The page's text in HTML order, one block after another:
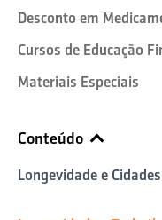
Desconto em
Cursos de Educação
Materiais Especiais
Conteúdo
Longevidade e Cidades